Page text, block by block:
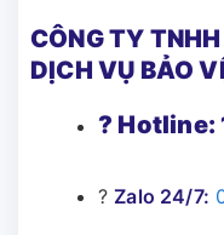
CÔNG TY
DỊCH VỤ BẢO
?
?Zalo 24/7: